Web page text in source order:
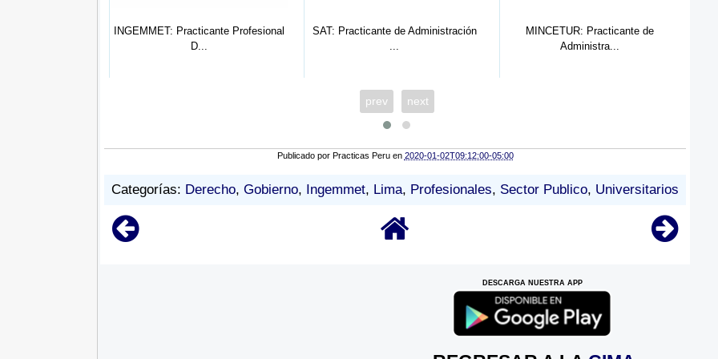
INGEMMET: Practicante Profesional
D...
SAT: Practicante de Administración
...
MINCETUR: Practicante de
Administra...
prev next
Publicado por Practicas Peru en 2020-01-02T09:12:00-05:00
Categorías: Derecho, Gobierno, Ingemmet, Lima, Profesionales, Sector Publico, Universitarios
DESCARGA NUESTRA APP